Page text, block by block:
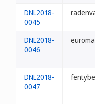
DNL2018-
0045
DNL2018-
0046
DNL2018-
0047